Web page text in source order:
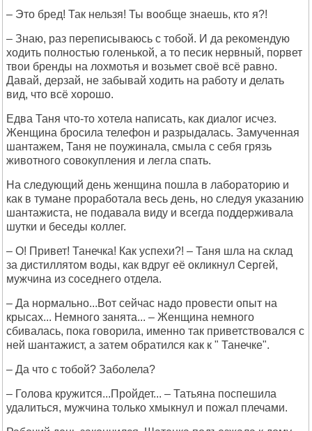
– Это бред! Так нельзя! Ты вообще знаешь, кто я?!
– Знаю, раз переписываюсь с тобой. И да рекомендую
ходить полностью голенькой, а то песик нервный, порвет
твои бренды на лохмотья и возьмет своё всё равно.
Давай, дерзай, не забывай ходить на работу и делать
вид, что всё хорошо.
Едва Таня что-то хотела написать, как диалог исчез.
Женщина бросила телефон и разрыдалась. Замученная
шантажем, Таня не поужинала, смыла с себя грязь
животного совокупления и легла спать.
На следующий день женщина пошла в лабораторию и
как в тумане проработала весь день, но следуя указанию
шантажиста, не подавала виду и всегда поддерживала
шутки и беседы коллег.
– О! Привет! Танечка! Как успехи?! – Таня шла на склад
за дистиллятом воды, как вдруг её окликнул Сергей,
мужчина из соседнего отдела.
– Да нормально...Вот сейчас надо провести опыт на
крысах... Немного занята... – Женщина немного
сбивалась, пока говорила, именно так приветствовался с
ней шантажист, а затем обратился как к " Танечке".
– Да что с тобой? Заболела?
– Голова кружится...Пройдет... – Татьяна поспешила
удалиться, мужчина только хмыкнул и пожал плечами.